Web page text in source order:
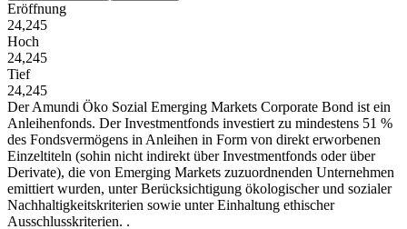
Eröffnung
24,245
Hoch
24,245
Tief
24,245
Der Amundi Öko Sozial Emerging Markets Corporate Bond ist ein
Anleihenfonds. Der Investmentfonds investiert zu mindestens 51 %
des Fondsvermögens in Anleihen in Form von direkt erworbenen
Einzeltiteln (sohin nicht indirekt über Investmentfonds oder über
Derivate), die von Emerging Markets zuzuordnenden Unternehmen
emittiert wurden, unter Berücksichtigung ökologischer und sozialer
Nachhaltigkeitskriterien sowie unter Einhaltung ethischer
Ausschlusskriterien. .